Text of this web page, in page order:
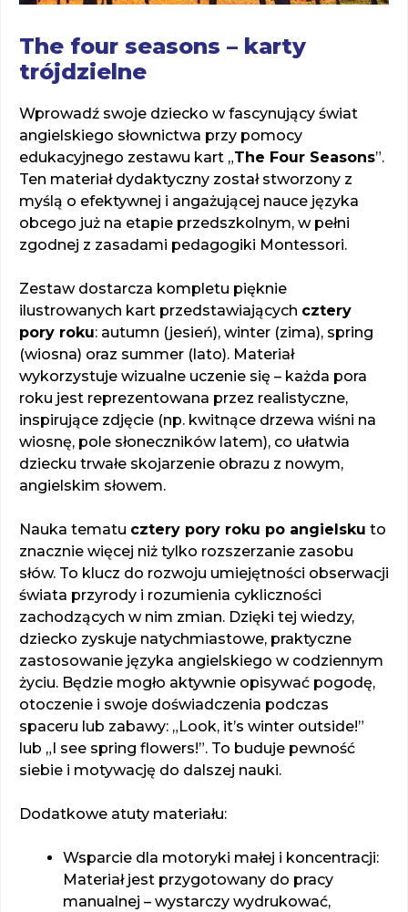
The four seasons – karty
trójdzielne
Wprowadź swoje dziecko w fascynujący świat
angielskiego słownictwa przy pomocy
edukacyjnego zestawu kart „The Four Seasons”.
Ten materiał dydaktyczny został stworzony z
myślą o efektywnej i angażującej nauce języka
obcego już na etapie przedszkolnym, w pełni
zgodnej z zasadami pedagogiki Montessori.
Zestaw dostarcza kompletu pięknie
ilustrowanych kart przedstawiających cztery
pory roku: autumn (jesień), winter (zima), spring
(wiosna) oraz summer (lato). Materiał
wykorzystuje wizualne uczenie się – każda pora
roku jest reprezentowana przez realistyczne,
inspirujące zdjęcie (np. kwitnące drzewa wiśni na
wiosnę, pole słoneczników latem), co ułatwia
dziecku trwałe skojarzenie obrazu z nowym,
angielskim słowem.
Nauka tematu cztery pory roku po angielsku to
znacznie więcej niż tylko rozszerzanie zasobu
słów. To klucz do rozwoju umiejętności obserwacji
świata przyrody i rozumienia cykliczności
zachodzących w nim zmian. Dzięki tej wiedzy,
dziecko zyskuje natychmiastowe, praktyczne
zastosowanie języka angielskiego w codziennym
życiu. Będzie mogło aktywnie opisywać pogodę,
otoczenie i swoje doświadczenia podczas
spaceru lub zabawy: „Look, it’s winter outside!”
lub „I see spring flowers!”. To buduje pewność
siebie i motywację do dalszej nauki.
Dodatkowe atuty materiału:
Wsparcie dla motoryki małej i koncentracji:
Materiał jest przygotowany do pracy
manualnej – wystarczy wydrukować,